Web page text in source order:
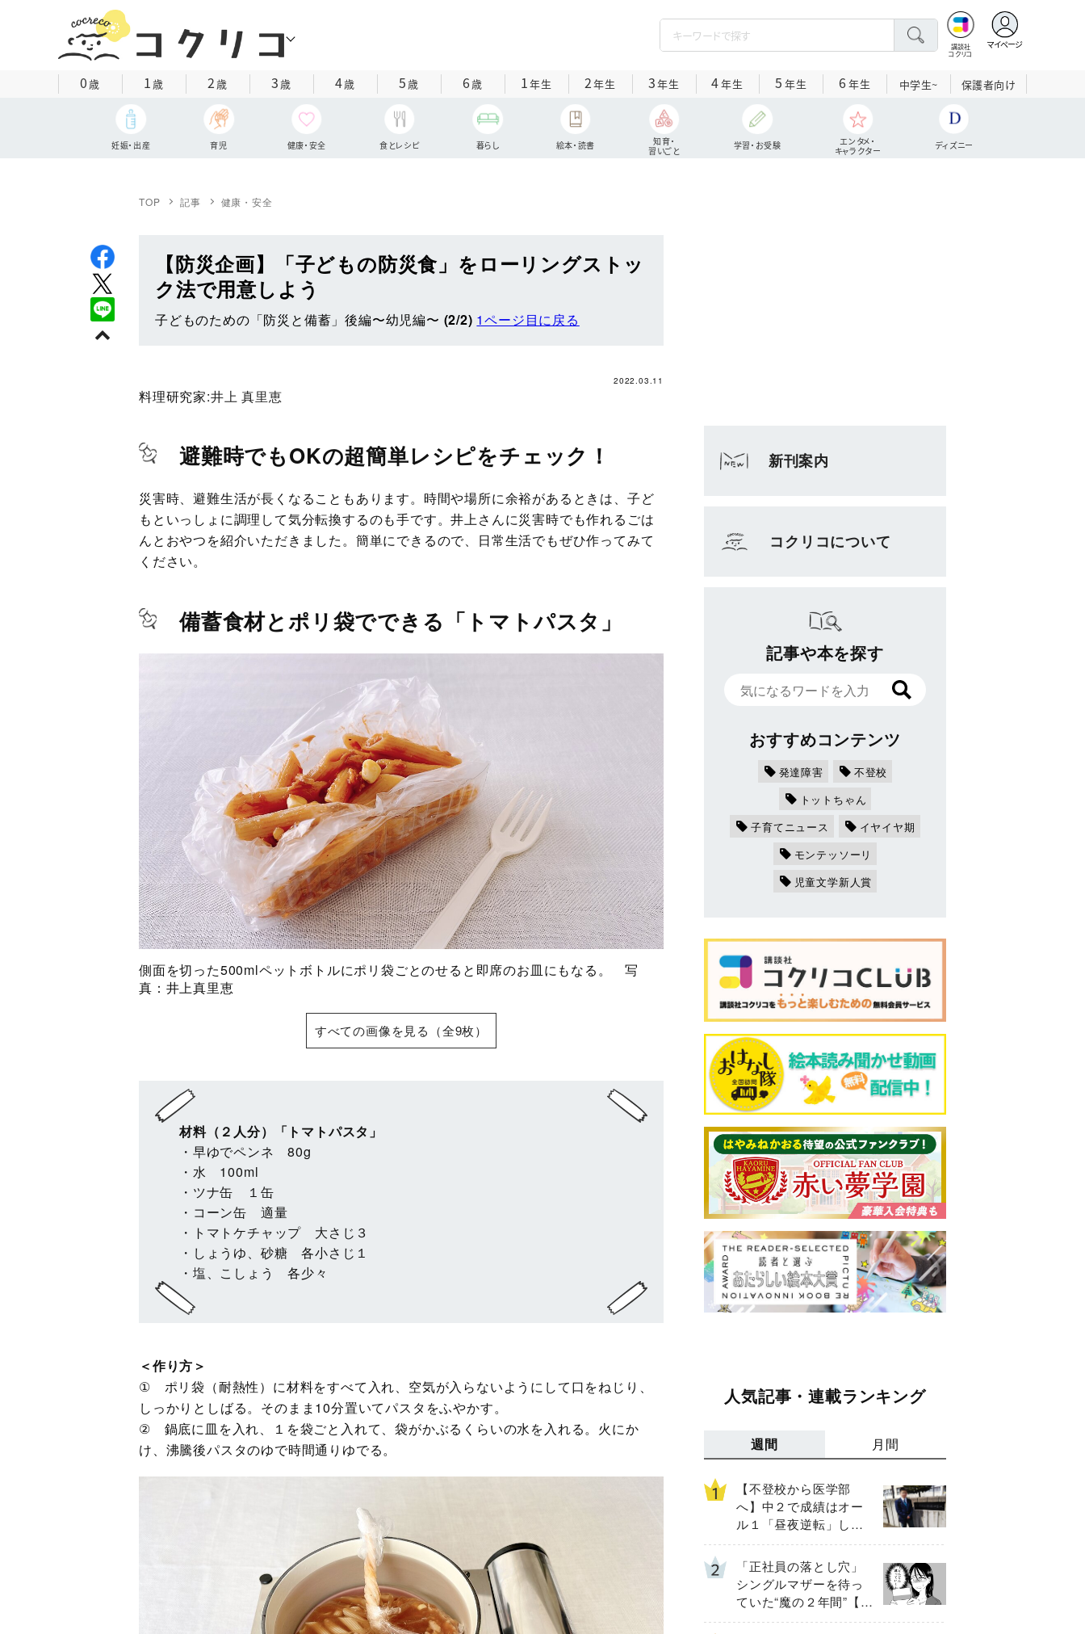
講談社
コクリコ
マイページ
0歳 1歳 2歳 3歳 4歳 5歳 6歳 1年生 2年生 3年生 4年生 5 年生 6 年生 中学生~ 保護者向け
妊娠・出産 育児 健康・安全 食とレシピ 暮らし 絵本・読書
知育・
習いごと
学習・お受験
エンタメ・
キャラクター
ディズニー
TOP 記事 健康・安全
【防災企画】「子どもの防災食」をローリングストッ
ク法で用意しよう
子どものための「防災と備蓄」後編〜幼児編〜 (2/2) 1ページ目に戻る
2022.03.11
料理研究家:井上 真里恵
避難時でもOKの超簡単レシピをチェック！
災害時、避難生活が長くなることもあります。時間や場所に余裕があるときは、子ど
もといっしょに調理して気分転換するのも手です。井上さんに災害時でも作れるごは
んとおやつを紹介いただきました。簡単にできるので、日常生活でもぜひ作ってみて
ください。
備蓄食材とポリ袋でできる「トマトパスタ」
側面を切った500mlペットボトルにポリ袋ごとのせると即席のお皿にもなる。 写
真：井上真里恵
すべての画像を見る（全9枚）
材料（２人分）「トマトパスタ」
・早ゆでペンネ 80g
・水 100ml
・ツナ缶 １缶
・コーン缶 適量
・トマトケチャップ 大さじ３
・しょうゆ、砂糖 各小さじ１
・塩、こしょう 各少々
＜作り方＞
① ポリ袋（耐熱性）に材料をすべて入れ、空気が入らないようにして口をねじり、
しっかりとしばる。そのまま10分置いてパスタをふやかす。
② 鍋底に皿を入れ、１を袋ごと入れて、袋がかぶるくらいの水を入れる。火にか
け、沸騰後パスタのゆで時間通りゆでる。
新刊案内
コクリコについて
記事や本を探す
おすすめコンテンツ
発達障害
不登校
トットちゃん
子育てニュース
イヤイヤ期
モンテッソーリ
児童文学新人賞
人気記事・連載ランキング
週間 月間
【不登校から医学部
へ】中２で成績はオー
ル１「昼夜逆転」した
わが子を”夜遊び”に連れ
出した母の気づき
「正社員の落とし穴」
シングルマザーを待っ
ていた“魔の２年間”【後
編】